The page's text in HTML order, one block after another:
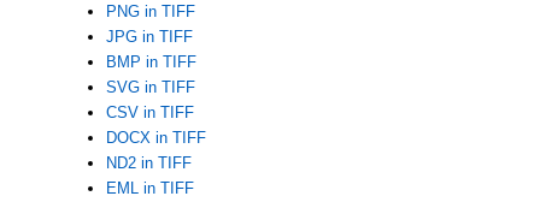
PNG in TIFF
JPG in TIFF
BMP in TIFF
SVG in TIFF
CSV in TIFF
DOCX in TIFF
ND2 in TIFF
EML in TIFF